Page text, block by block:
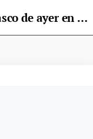
José M. González Castro: «El atasco de ayer en el acceso a los Lagos es una falta de planificación y gestión»